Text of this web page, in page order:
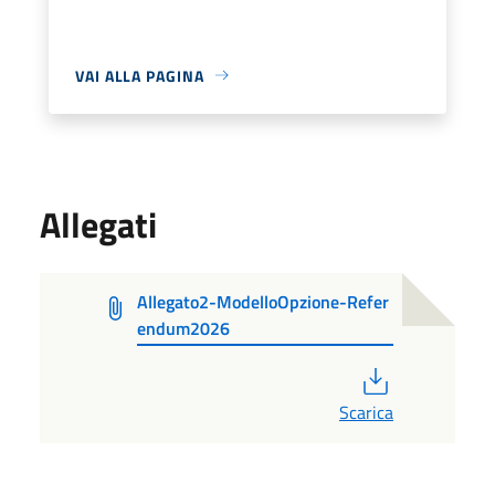
VAI ALLA PAGINA
Allegati
Allegato2-ModelloOpzione-Refer
endum2026
Scarica